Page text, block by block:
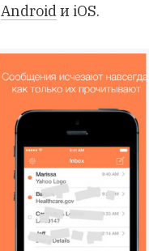
Androidи iOS.